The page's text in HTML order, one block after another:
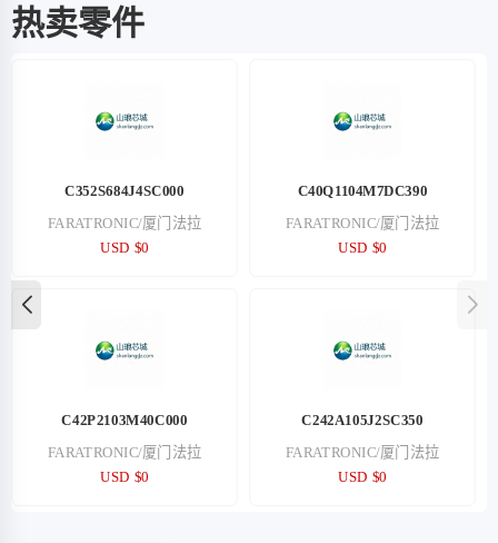
热卖零件
C352S684J4SC000
FARATRONIC/厦门法拉
USD $0
C40Q1104M7DC390
FARATRONIC/厦门法拉
USD $0
C42P2103M40C000
FARATRONIC/厦门法拉
USD $0
C242A105J2SC350
FARATRONIC/厦门法拉
USD $0